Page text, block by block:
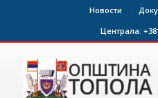
Новости
Централа: